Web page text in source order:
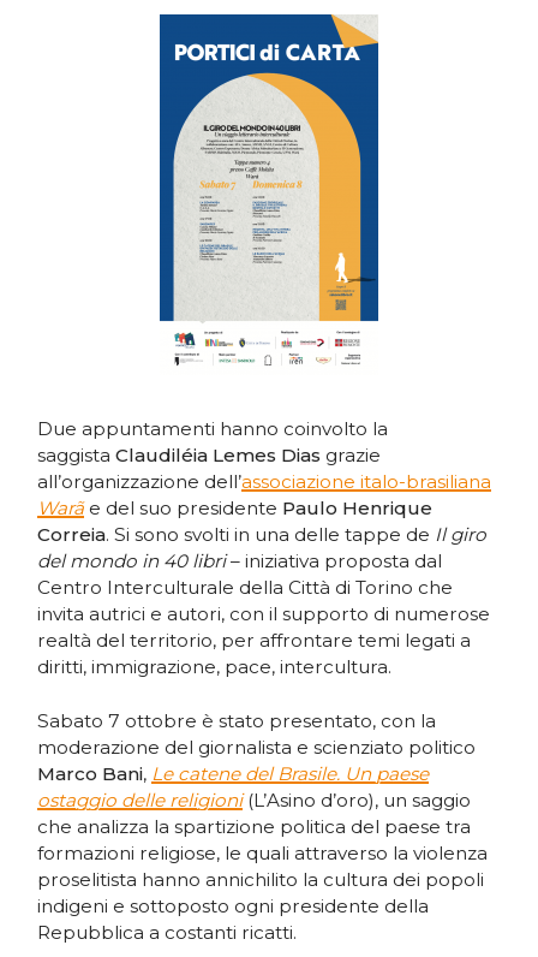
Due appuntamenti hanno coinvolto la
saggistaClaudiléia Lemes Dias grazie
all’organizzazione dell’associazione italo-brasiliana
Warãe del suo presidente Paulo Henrique
Correia. Si sono svolti in una delle tappe de Il giro
del mondo in 40 libri– iniziativa proposta dal
Centro Interculturale della Città di Torino che
invita autrici e autori, con il supporto di numerose
realtà del territorio, per affrontare temi legati a
diritti, immigrazione, pace, intercultura.
Sabato 7 ottobre è stato presentato, con la
moderazione del giornalista e scienziato politico
Marco Bani, Le catene del Brasile. Un paese
ostaggio delle religioni(L’Asino d’oro), un saggio
che analizza la spartizione politica del paese tra
formazioni religiose, le quali attraverso la violenza
proselitista hanno annichilito la cultura dei popoli
indigeni e sottoposto ogni presidente della
Repubblica a costanti ricatti.